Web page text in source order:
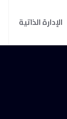
الإدارة الذاتية